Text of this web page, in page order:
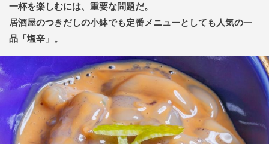
一杯を楽しむには、重要な問題だ。
居酒屋のつきだしの小鉢でも定番メニューとしても人気の一
品「塩辛」。